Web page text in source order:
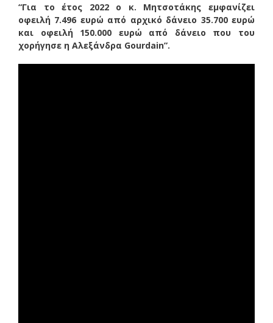
“Για το έτος 2022 ο κ. Μητσοτάκης εμφανίζει
οφειλή 7.496 ευρώ από αρχικό δάνειο 35.700 ευρώ
και οφειλή 150.000 ευρώ από δάνειο που του
χορήγησε η Αλεξάνδρα Gourdain”.